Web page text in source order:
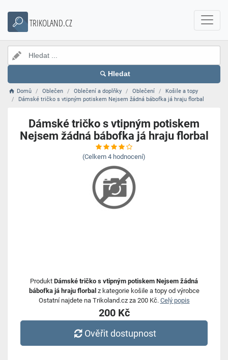
TRIKOLAND.CZ
Hledat
Domů Oblečen Oblečení a doplňky Oblečení
Košile a topy
Dámské tričko s vtipným potiskem Nejsem žádná bábofka já hraju florbal
Dámské tričko s vtipným potiskem
Nejsem žádná bábofka já hraju florbal
(Celkem 4 hodnocení)
Produkt Dámské tričko s vtipným potiskem Nejsem žádná
bábofka já hraju florbal z kategorie košile a topy od výrobce
Ostatní najdete na Trikoland.cz za 200 Kč. Celý popis
200 Kč
Ověřit dostupnost